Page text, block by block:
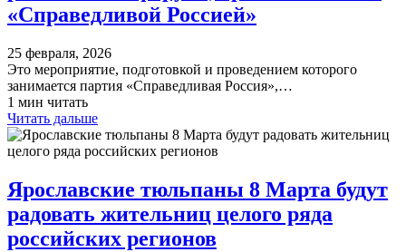
«Справедливой Россией»
25 февраля, 2026
Это мероприятие, подготовкой и проведением которого
занимается партия «Справедливая Россия»,…
1 мин читать
Читать дальше
​Ярославские тюльпаны 8 Марта будут
радовать жительниц целого ряда
российских регионов